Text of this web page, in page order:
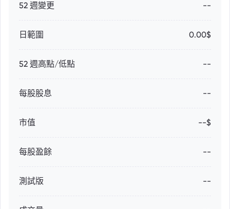
52 週變更 --
日範圍 0.00$
52 週高點/低點 --
每股股息 --
市值 --$
每股盈餘 --
測試版 --